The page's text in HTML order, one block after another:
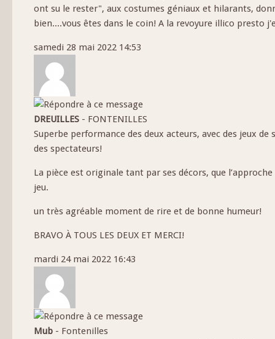
ont su le rester", aux costumes géniaux et hilarants,
bien....vous êtes dans le coin! A la revoyure illico presto
samedi 28 mai 2022 14:53
DREUILLES - FONTENILLES
Superbe performance des deux acteurs, avec des jeux
des spectateurs!
La pièce est originale tant par ses décors, que
jeu.
un très agréable moment de rire et de bonne humeur!
BRAVO À TOUS LES DEUX ET MERCI!
mardi 24 mai 2022 16:43
Mub - Fontenilles